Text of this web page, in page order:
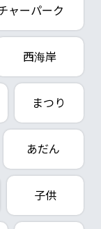
ャーパーク
西海岸
まつり
あだん
子供